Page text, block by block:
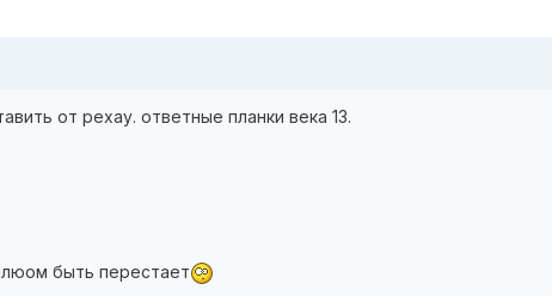
от рехау. ответные планки века 13.
быть перестает